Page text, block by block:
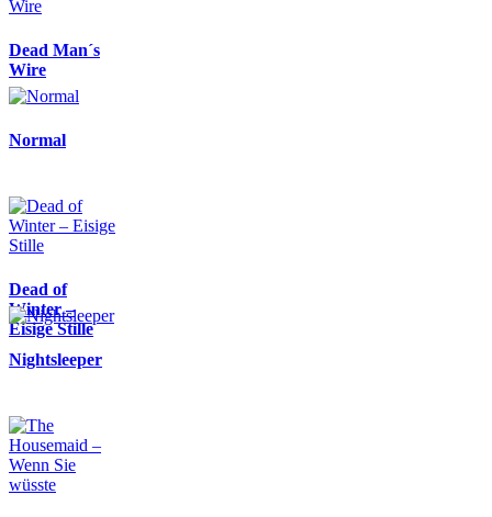
Dead Man´s
Wire
Normal
Dead of
Winter –
Eisige Stille
Nightsleeper